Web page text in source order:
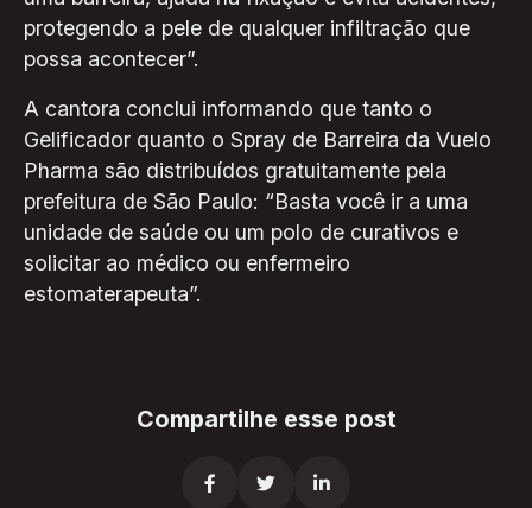
protegendo a pele de qualquer infiltração que
possa acontecer”.
A cantora conclui informando que tanto o
Gelificador quanto o Spray de Barreira da Vuelo
Pharma são distribuídos gratuitamente pela
prefeitura de São Paulo: “Basta você ir a uma
unidade de saúde ou um polo de curativos e
solicitar ao médico ou enfermeiro
estomaterapeuta”.
Compartilhe esse post
  